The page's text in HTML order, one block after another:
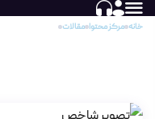
خانه مرکز محتوا مقالات